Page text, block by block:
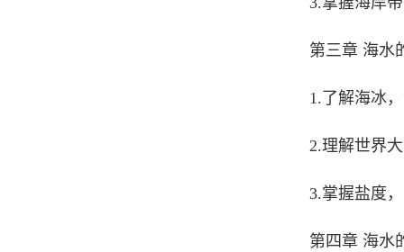
第三章 海水
1.了解海冰
2.理解世界
3.掌握盐度
第四章 海水